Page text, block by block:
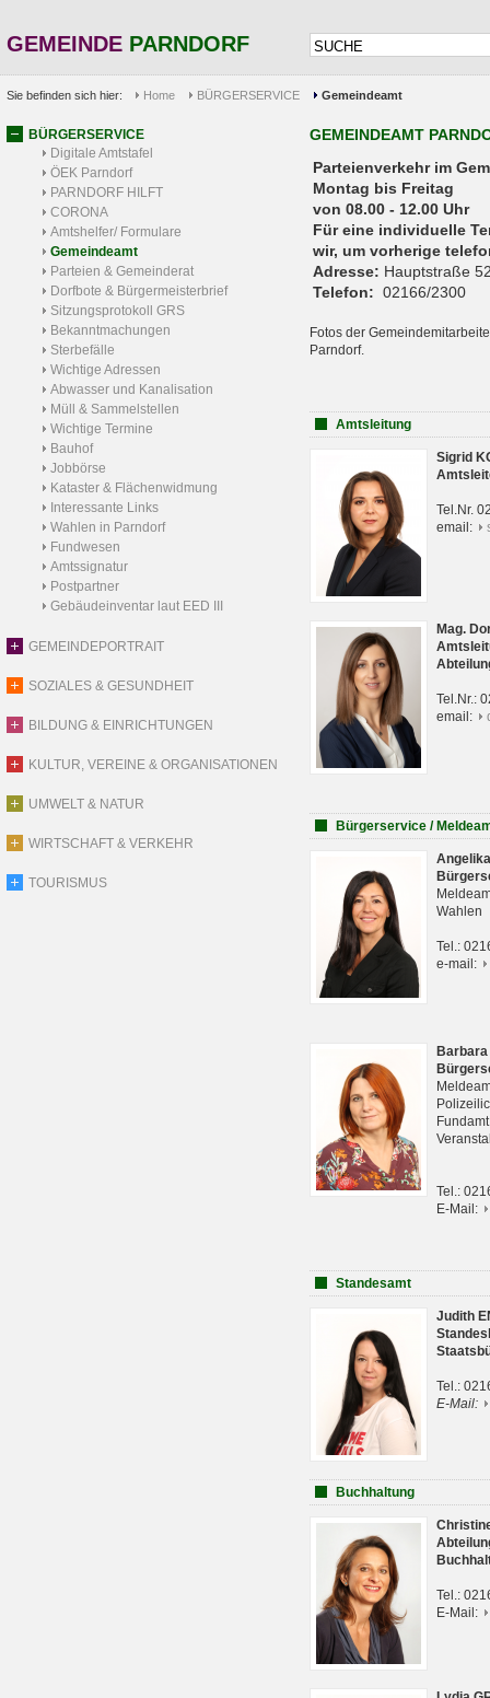
GEMEINDE PARNDORF
Sie befinden sich hier: Home BÜRGERSERVICE Gemeindeamt
BÜRGERSERVICE
Digitale Amtstafel
ÖEK Parndorf
PARNDORF HILFT
CORONA
Amtshelfer/ Formulare
Gemeindeamt
Parteien & Gemeinderat
Dorfbote & Bürgermeisterbrief
Sitzungsprotokoll GRS
Bekanntmachungen
Sterbefälle
Wichtige Adressen
Abwasser und Kanalisation
Müll & Sammelstellen
Wichtige Termine
Bauhof
Jobbörse
Kataster & Flächenwidmung
Interessante Links
Wahlen in Parndorf
Fundwesen
Amtssignatur
Postpartner
Gebäudeinventar laut EED III
GEMEINDEPORTRAIT
SOZIALES & GESUNDHEIT
BILDUNG & EINRICHTUNGEN
KULTUR, VEREINE & ORGANISATIONEN
UMWELT & NATUR
WIRTSCHAFT & VERKEHR
TOURISMUS
GEMEINDEAMT
Parteienverkehr
Montag bis Freitag
von 08.00 - 12.00 Uhr
Für eine individuelle
wir, um vorherige
Adresse: Hauptstraße
Telefon: 02166/2300
Fotos der
Parndorf.
Amtsleitung
Sigrid
Tel.Nr.
email:
Mag.
Tel.Nr.:
email:
Bürgerservice /
Wahlen
Tel.:
e-mail:
Tel.:
E-Mail:
Standesamt
Judith
Tel.:
E-Mail:
Buchhaltung
Tel.:
E-Mail: